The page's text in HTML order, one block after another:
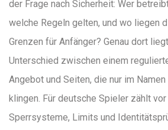
der Frage nach Sicherheit: Wer
welche Regeln gelten, und wo liegen
Grenzen für Anfänger? Genau dort
Unterschied zwischen einem
Angebot und Seiten, die nur im
klingen. Für deutsche Spieler zählt
Sperrsysteme, Limits und